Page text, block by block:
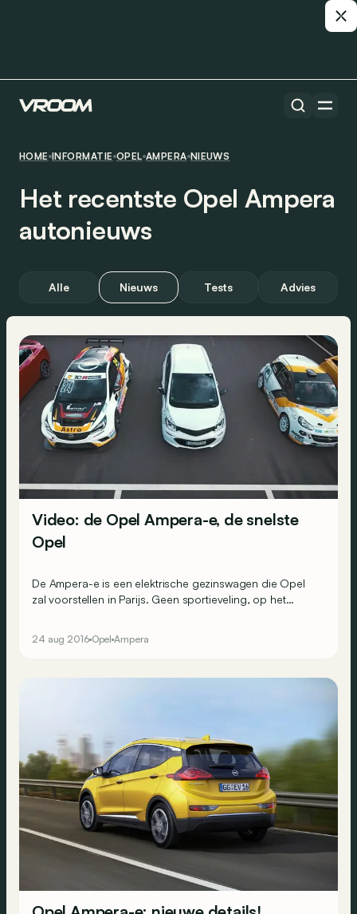
HOME INFORMATIE OPEL AMPERA NIEUWS
Het recentste Opel Ampera
autonieuws
Alle Nieuws Tests Advies
Video: de Opel Ampera-e, de snelste
Opel
De Ampera-e is een elektrische gezinswagen die Opel
zal voorstellen in Parijs. Geen sportieveling, op het
Opel die momenteel op de markt is!
24 aug 2016 Opel Ampera